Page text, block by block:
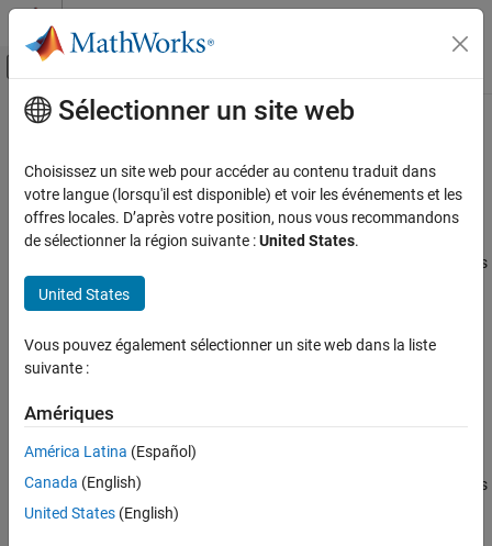
Passer au contenu
Activer/désactiver l'affichage du menu
Accueil de la documentation
Simulink Coverage
Manage Coverage Data
ON THIS PAGE
Description
Output Arguments
Contenu principal
allSimulationModes
Class:cv.cvdatagroup
Namespace:cv
objects
in
cv.cvdatagroup
Syntax
simModes= allSimulationModes(cvdg, modelName)
Description
Get names of all simulation modes associated with
objects
incv.cvdatagroup.
Sélectionner un site web
Choisissez un site web pour accéder au contenu traduit dans
votre langue (lorsqu'il est disponible) et voir les événements et les
offres locales. D’après votre position, nous vous recommandons
de sélectionner la région suivante :United States.
United States
Vous pouvez également sélectionner un site web dans la liste
suivante :
Amériques
América Latina (Español)
Canada (English)
United States (English)